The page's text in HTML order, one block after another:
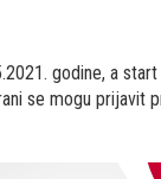
godine, a
se mogu prijavit